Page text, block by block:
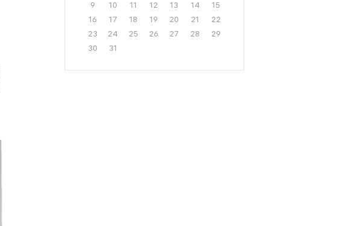
9
10 11 12 13 14
15
16
17 18 19 20 21
22
23
24 25 26 27 28
29
30
31